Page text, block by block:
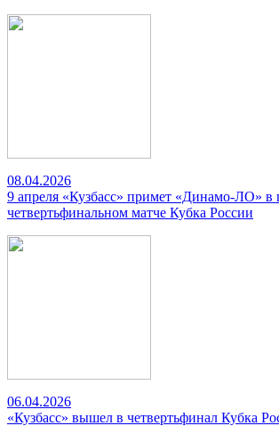
08.04.2026
9 апреля «Кузбасс» примет «Динамо-ЛО» в
четвертьфинальном матче Кубка России
06.04.2026
«Кузбасс» вышел в четвертьфинал Кубка